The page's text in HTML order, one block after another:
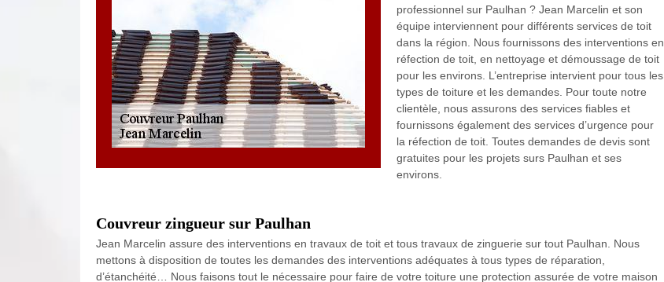
professionnel sur Paulhan ? Jean Marcelin et son
équipe interviennent pour différents services de toit
dans la région. Nous fournissons des interventions en
réfection de toit, en nettoyage et démoussage de toit
pour les environs. L’entreprise intervient pour tous les
types de toiture et les demandes. Pour toute notre
clientèle, nous assurons des services fiables et
fournissons également des services d’urgence pour
la réfection de toit. Toutes demandes de devis sont
gratuites pour les projets surs Paulhan et ses
environs.
Couvreur zingueur sur Paulhan
Jean Marcelin assure des interventions en travaux de toit et tous travaux de zinguerie sur tout Paulhan. Nous
mettons à disposition de toutes les demandes des interventions adéquates à tous types de réparation,
d’étanchéité… Nous faisons tout le nécessaire pour faire de votre toiture une protection assurée de votre maison